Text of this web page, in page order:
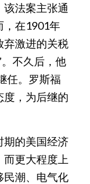
法案主张通
，在1901年
弃激进的关税
不久后，他
任。罗斯福
度，为后继的
期的美国经济
更大程度上
民潮、电气化